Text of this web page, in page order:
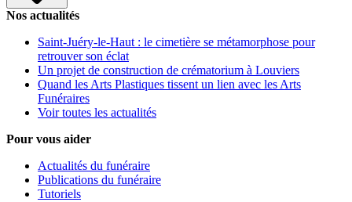
Nos actualités
Saint-Juéry-le-Haut : le cimetière se métamorphose pour
retrouver son éclat
Un projet de construction de crématorium à Louviers
Quand les Arts Plastiques tissent un lien avec les Arts
Funéraires
Voir toutes les actualités
Pour vous aider
Actualités du funéraire
Publications du funéraire
Tutoriels